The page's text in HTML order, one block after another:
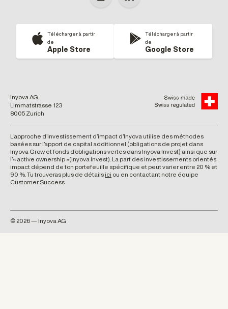
Télécharger à partir
de
Apple Store
Télécharger à partir
de
Google Store
Inyova AG
Limmatstrasse 123
8005 Zurich
L’approche d’investissement d’impact d’Inyova utilise des méthodes
basées sur l’apport de capital additionnel (obligations de projet dans
Inyova Grow et fonds d’obligations vertes dans Inyova Invest) ainsi que sur
l’« active ownership »(Inyova Invest). La part des investissements orientés
impact dépend de ton portefeuille spécifique et peut varier entre 20 % et
90 %. Tu trouveras plus de détails ici ou en contactant notre équipe
Customer Success
© 2026 — Inyova AG